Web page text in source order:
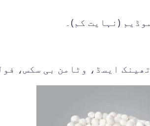
(نہایت کم)۔
ایسڈ، وٹامن بی سکس،